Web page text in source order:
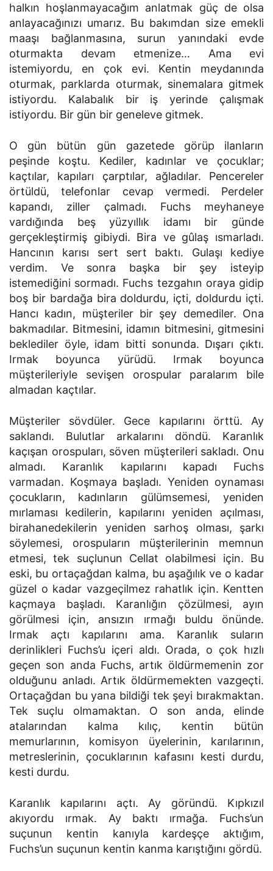
halkın hoşlanmayacağım anlatmak güç de olsa
anlayacağınızı umarız. Bu bakımdan size emekli
maaşı bağlanmasına, surun yanındaki evde
oturmakta devam etmenize… Ama evi
istemiyordu, en çok evi. Kentin meydanında
oturmak, parklarda oturmak, sinemalara gitmek
istiyordu. Kalabalık bir iş yerinde çalışmak
istiyordu. Bir gün bir geneleve gitmek.
O gün bütün gün gazetede görüp ilanların
peşinde koştu. Kediler, kadınlar ve çocuklar;
kaçtılar, kapıları çarptılar, ağladılar. Pencereler
örtüldü, telefonlar cevap vermedi. Perdeler
kapandı, ziller çalmadı. Fuchs meyhaneye
vardığında beş yüzyıllık idamı bir günde
gerçekleştirmiş gibiydi. Bira ve gûlaş ısmarladı.
Hancının karısı sert sert baktı. Gulaşı kediye
verdim. Ve sonra başka bir şey isteyip
istemediğini sormadı. Fuchs tezgahın oraya gidip
boş bir bardağa bira doldurdu, içti, doldurdu içti.
Hancı kadın, müşteriler bir şey demediler. Ona
bakmadılar. Bitmesini, idamın bitmesini, gitmesini
beklediler öyle, idam bitti sonunda. Dışarı çıktı.
Irmak boyunca yürüdü. Irmak boyunca
müşterileriyle sevişen orospular paralarım bile
almadan kaçtılar.
Müşteriler sövdüler. Gece kapılarını örttü. Ay
saklandı. Bulutlar arkalarını döndü. Karanlık
kaçışan orospuları, söven müşterileri sakladı. Onu
almadı. Karanlık kapılarını kapadı Fuchs
varmadan. Koşmaya başladı. Yeniden oynaması
çocukların, kadınların gülümsemesi, yeniden
mırlaması kedilerin, kapılarını yeniden açılması,
birahanedekilerin yeniden sarhoş olması, şarkı
söylemesi, orospuların müşterilerinin memnun
etmesi, tek suçlunun Cellat olabilmesi için. Bu
eski, bu ortaçağdan kalma, bu aşağılık ve o kadar
güzel o kadar vazgeçilmez rahatlık için. Kentten
kaçmaya başladı. Karanlığın çözülmesi, ayın
görülmesi için, ansızın ırmağı buldu önünde.
Irmak açtı kapılarını ama. Karanlık suların
derinlikleri Fuchs’u içeri aldı. Orada, o çok hızlı
geçen son anda Fuchs, artık öldürmemenin zor
olduğunu anladı. Artık öldürmemekten vazgeçti.
Ortaçağdan bu yana bildiği tek şeyi bırakmaktan.
Tek suçlu olmamaktan. O son anda, elinde
atalarından kalma kılıç, kentin bütün
memurlarının, komisyon üyelerinin, karılarının,
metreslerinin, çocuklarının kafasını kesti durdu,
kesti durdu.
Karanlık kapılarını açtı. Ay göründü. Kıpkızıl
akıyordu ırmak. Ay baktı ırmağa. Fuchs’un
suçunun kentin kanıyla kardeşçe aktığım,
Fuchs’un suçunun kentin kanma karıştığını gördü.